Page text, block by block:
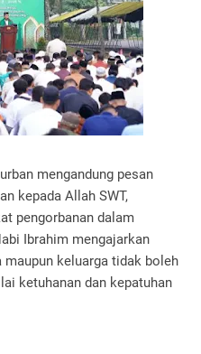
mengandung pesan
kepada Allah SWT,
pengorbanan dalam
Ibrahim mengajarkan
maupun keluarga tidak boleh
ketuhanan dan kepatuhan